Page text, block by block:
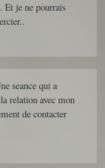
Et je ne pourrais
seance qui a
relation avec mon
de contacter